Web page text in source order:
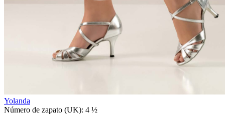
Yolanda
Número de zapato (UK): 4 ½